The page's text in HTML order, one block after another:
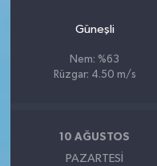
Güneşli
Nem: %63
Rüzgar: 4.50 m/s
10 AĞUSTOS
PAZARTESI